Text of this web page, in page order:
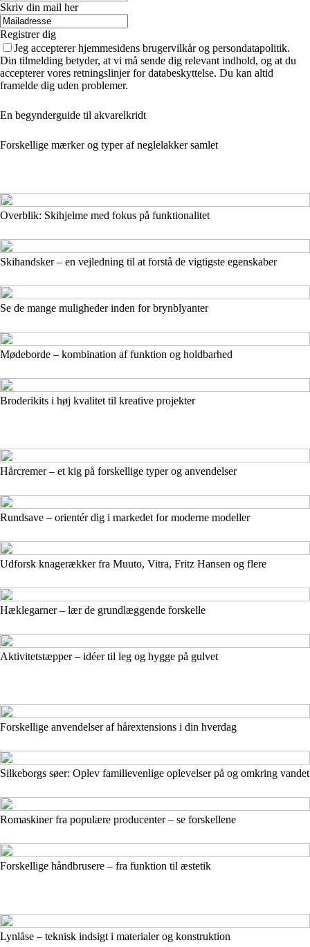
Skriv din mail her
Registrer dig
Jeg accepterer hjemmesidens brugervilkår og persondatapolitik.
Din tilmelding betyder, at vi må sende dig relevant indhold, og at du
accepterer vores retningslinjer for databeskyttelse. Du kan altid
framelde dig uden problemer.
En begynderguide til akvarelkridt
Forskellige mærker og typer af neglelakker samlet
Overblik: Skihjelme med fokus på funktionalitet
Skihandsker – en vejledning til at forstå de vigtigste egenskaber
Se de mange muligheder inden for brynblyanter
Mødeborde – kombination af funktion og holdbarhed
Broderikits i høj kvalitet til kreative projekter
Hårcremer – et kig på forskellige typer og anvendelser
Rundsave – orientér dig i markedet for moderne modeller
Udforsk knagerækker fra Muuto, Vitra, Fritz Hansen og flere
Hæklegarner – lær de grundlæggende forskelle
Aktivitetstæpper – idéer til leg og hygge på gulvet
Forskellige anvendelser af hårextensions i din hverdag
Silkeborgs søer: Oplev familievenlige oplevelser på og omkring vandet
Romaskiner fra populære producenter – se forskellene
Forskellige håndbrusere – fra funktion til æstetik
Lynlåse – teknisk indsigt i materialer og konstruktion